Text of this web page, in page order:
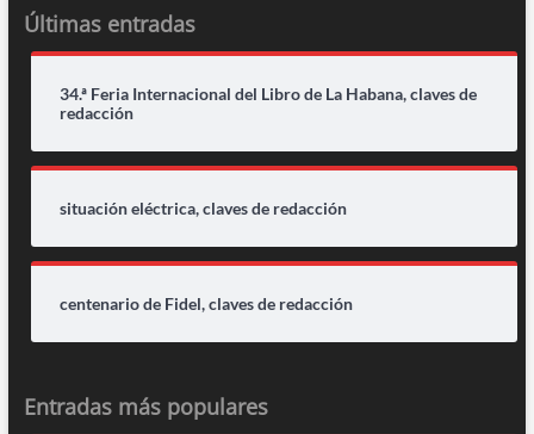
Últimas entradas
34.ª Feria Internacional del Libro de La Habana, claves de
redacción
situación eléctrica, claves de redacción
centenario de Fidel, claves de redacción
Entradas más populares